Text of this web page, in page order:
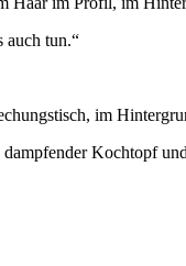
auch tun.“